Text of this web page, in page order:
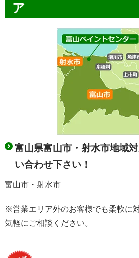
ア
富山県富山市・射水市地域
い合わせ下さい！
富山市・射水市
※営業エリア外のお客様でも柔軟に
気軽にご相談ください。